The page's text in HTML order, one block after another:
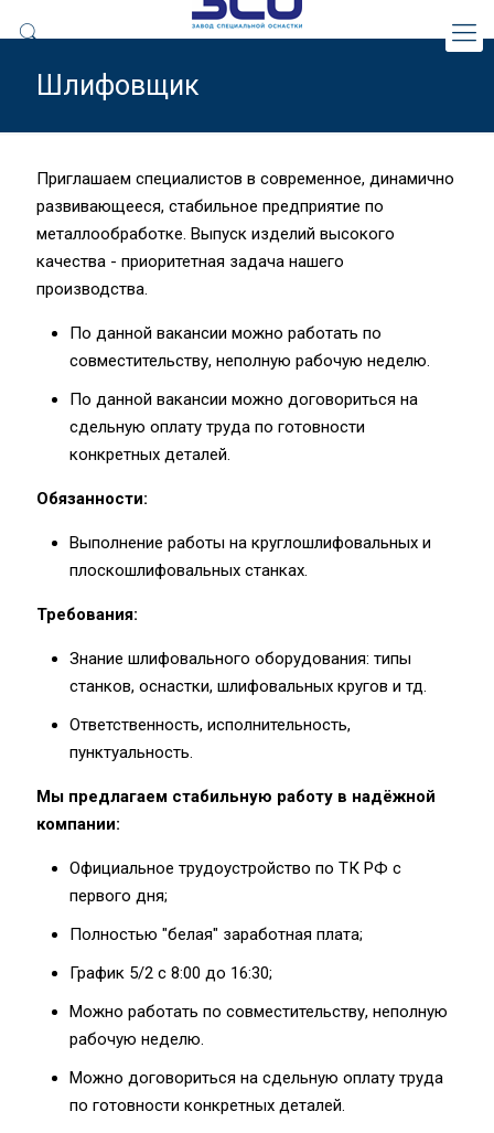
Шлифовщик
Приглашаем специалистов в современное, динамично
развивающееся, стабильное предприятие по
металлообработке. Выпуск изделий высокого
качества - приоритетная задача нашего
производства.
По данной вакансии можно работать по
совместительству, неполную рабочую неделю.
По данной вакансии можно договориться на
сдельную оплату труда по готовности
конкретных деталей.
Обязанности:
Выполнение работы на круглошлифовальных и
плоскошлифовальных станках.
Требования:
Знание шлифовального оборудования: типы
станков, оснастки, шлифовальных кругов и тд.
Ответственность, исполнительность,
пунктуальность.
Мы предлагаем стабильную работу в надёжной
компании:
Официальное трудоустройство по ТК РФ с
первого дня;
Полностью "белая" заработная плата;
График 5/2 с 8:00 до 16:30;
Можно работать по совместительству, неполную
рабочую неделю.
Можно договориться на сдельную оплату труда
по готовности конкретных деталей.